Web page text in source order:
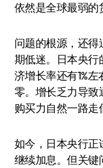
依然是全球最弱的
问题的根源，还
期低迷。日本央
济增长率还有1%
零。增长乏力导致
购买力自然一路走
如今，日本央行正
继续加息。但关键